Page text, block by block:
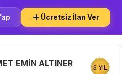
Ücretsiz İlan Ver
EMİN ALTINER 3 YIL